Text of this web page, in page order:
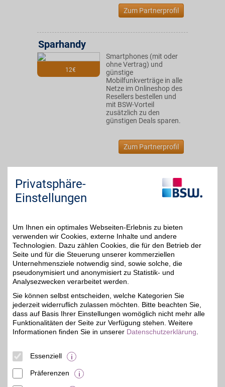
Zum Partnerprofil
12€
Sparhandy
Smartphones (mit oder
ohne Vertrag) und
günstige
Mobilfunkverträge in alle
Netze im Onlineshop des
Resellers bestellen und
mit BSW-Vorteil
zusätzlich zu den
günstigen Deals sparen.
Zum Partnerprofil
BSW-Vorteil
smartmobil.de
Innovative Mobilfunk-
Tarifmodellen sowie einer
großen Auswahl an
Smartphones. Mit BSW-
Vorteil noch günstiger!
Zum Partnerprofil
BSW-Vorteil
winSIM
Die günstigen
Smartphone-Tarife von
winSIM überzeugen
Privatsphäre-
Einstellungen
Um Ihnen ein optimales Webseiten-Erlebnis zu bieten
verwenden wir Cookies, externe Inhalte und andere
Technologien. Dazu zählen Cookies, die für den Betrieb der
Seite und für die Steuerung unserer kommerziellen
Unternehmensziele notwendig sind, sowie solche, die
pseudonymisiert und anonymisiert zu Statistik- und
Analysezwecken verarbeitet werden.
Sie können selbst entscheiden, welche Kategorien Sie
jederzeit widerruflich zulassen möchten. Bitte beachten Sie,
dass auf Basis Ihrer Einstellungen womöglich nicht mehr alle
Funktionalitäten der Seite zur Verfügung stehen. Weitere
Informationen finden Sie in unserer Datenschutzerklärung
Essenziell
Präferenzen